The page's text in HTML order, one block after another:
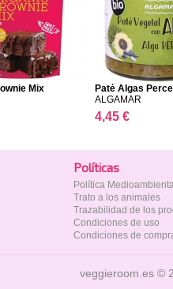
Mix
Paté Algas
ALGAMAR
4,45 €
Polí­ticas
Política
Trato a los animales
Trazabilidad de los
Condiciones de uso
Condiciones de
veggieroom.es ©